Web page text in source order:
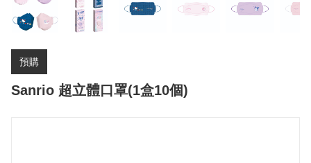
預購
Sanrio 超立體口罩(1盒10個)